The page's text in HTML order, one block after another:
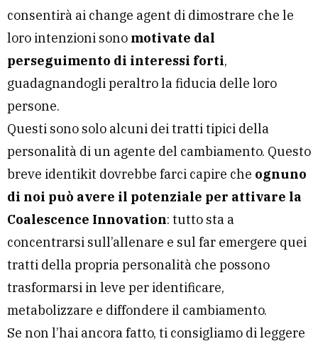
consentirà ai change agent di dimostrare che le
loro intenzioni sono motivate dal
perseguimento di interessi forti,
guadagnandogli peraltro la fiducia delle loro
persone.
Questi sono solo alcuni dei tratti tipici della
personalità di un agente del cambiamento. Questo
breve identikit dovrebbe farci capire che ognuno
di noi può avere il potenziale per attivare la
Coalescence Innovation: tutto sta a
concentrarsi sull’allenare e sul far emergere quei
tratti della propria personalità che possono
trasformarsi in leve per identificare,
metabolizzare e diffondere il cambiamento.
Se non l’hai ancora fatto, ti consigliamo di leggere